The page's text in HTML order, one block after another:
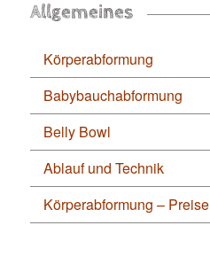
Allgemeines
Körperabformung
Babybauchabformung
Belly Bowl
Ablauf und Technik
Körperabformung – Preise